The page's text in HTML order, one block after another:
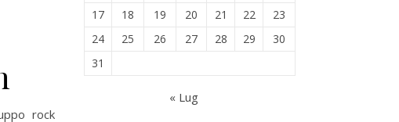
rock
17
18 19 20 21 22
23
24
25 26 27 28 29
30
31
« Lug